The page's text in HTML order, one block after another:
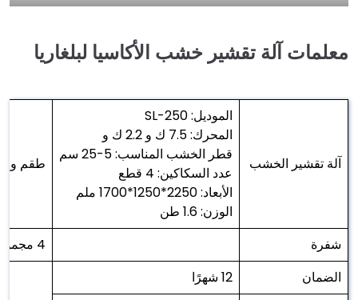
معلمات آلة تقشير خشب الأكاسيا لبلغاريا
آلة تقشير الخشب
الموديل: SL-250
المحرك: 7.5 ك و 2.2 ك و
قطر الخشب المناسب: 5-25 سم
عدد السكاكين: 4 قطع
الأبعاد: 2250*1250*1700 ملم
الوزن: 1.6 طن
طقم
شفرة
4 مجموعات
الضمان
12 شهرًا